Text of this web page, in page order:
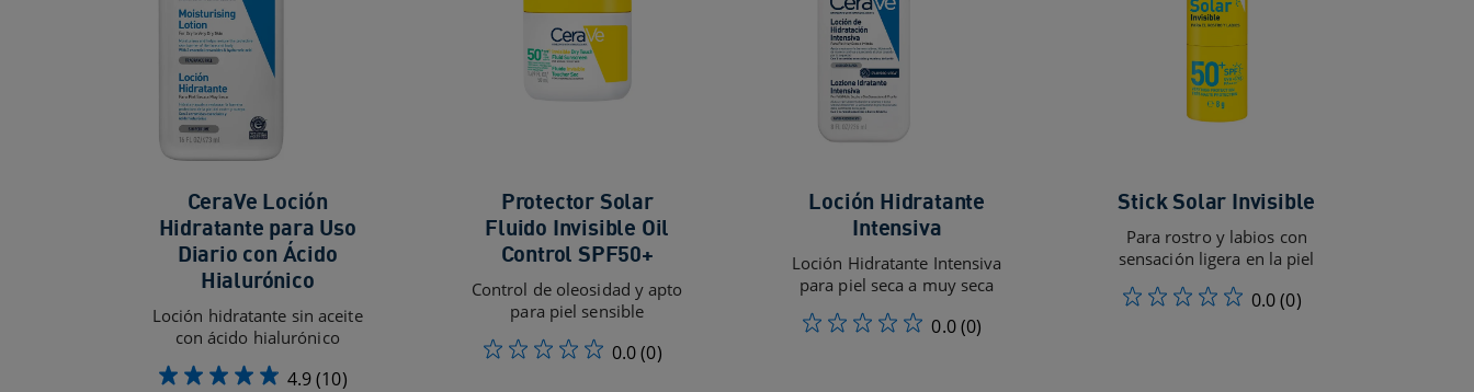
CeraVe Loción
Hidratante para Uso
Diario con Ácido
Hialurónico
Loción hidratante sin aceite
con ácido hialurónico
4.9(10)
Protector Solar
Fluido Invisible Oil
Control SPF50+
Control de oleosidad y apto
para piel sensible
0.0(0)
Loción Hidratante
Intensiva
Loción Hidratante Intensiva
para piel seca a muy seca
0.0(0)
Stick Solar Invisible
Para rostro y labios con
sensación ligera en la piel
0.0(0)